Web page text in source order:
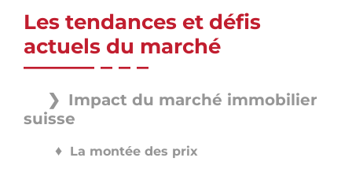
Les tendances et défis
actuels du marché
Impact du marché immobilier
suisse
La montée des prix